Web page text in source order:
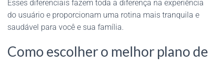
Esses diferenciais fazem toda a diferença na experiência
do usuário e proporcionam uma rotina mais tranquila e
saudável para você e sua família.
Como escolher o melhor plano de